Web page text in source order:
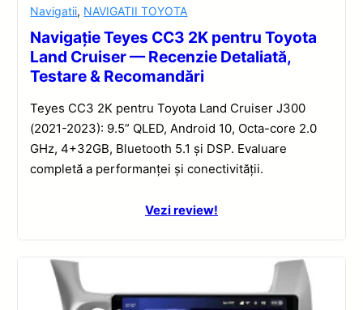
Navigatii, NAVIGATII TOYOTA
Navigație Teyes CC3 2K pentru Toyota
Land Cruiser — Recenzie Detaliată,
Testare & Recomandări
Teyes CC3 2K pentru Toyota Land Cruiser J300
(2021-2023): 9.5” QLED, Android 10, Octa-core 2.0
GHz, 4+32GB, Bluetooth 5.1 și DSP. Evaluare
completă a performanței și conectivității.
Vezi review!